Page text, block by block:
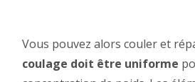
Vous pouvez alors couler et
coulage doit être uniforme